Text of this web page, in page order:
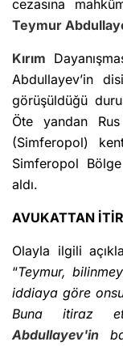
cezasına
Teymur
Kırım
Abdullayev’in
görüşüldüğü
Öte yandan
(Simferopol)
Simferopol
aldı.
AVUKATTAN
Olayla ilgili
“Teymur,
iddiaya göre
Buna itiraz
Abdullayev'in